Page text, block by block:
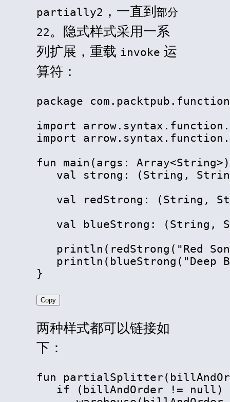
partially2 ，一直到 部分
22。隐式样式采用一系
列扩展，重载 invoke 运
算符：
package
import
import
fun main(args: Array<String>
val strong: (String,
val redStrong: (String,
val blueStrong: (String,
println(redStrong("Red
println(blueStrong("Deep
}
Copy
两种样式都可以链接如
下：
fun
if (billAndOrder != null)